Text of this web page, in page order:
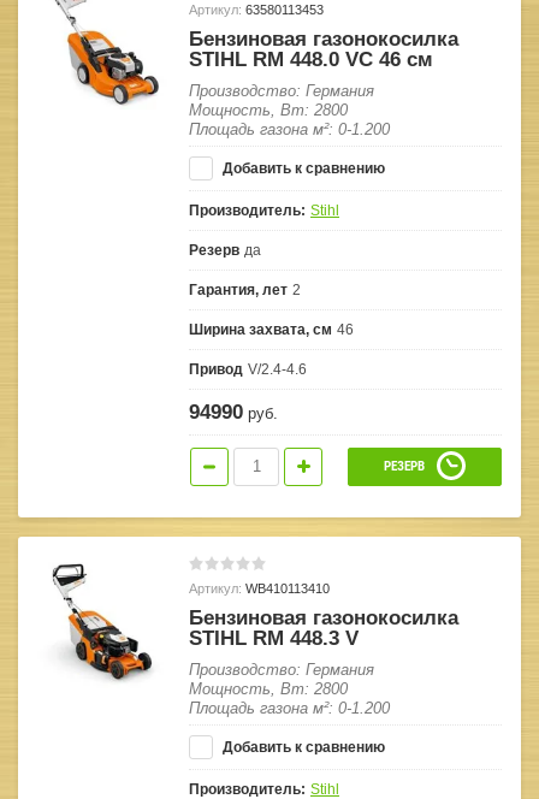
Артикул: 63580113453
Бензиновая газонокосилка
STIHL RM 448.0 VC 46 см
Производство: Германия
Мощность, Вт: 2800
Площадь газона м²: 0-1.200
Добавить к сравнению
Производитель: Stihl
Резерв да
Гарантия, лет 2
Ширина захвата, см 46
Привод V/2.4-4.6
94990 руб.
РЕЗЕРВ
Артикул: WB410113410
Бензиновая газонокосилка
STIHL RM 448.3 V
Производство: Германия
Мощность, Вт: 2800
Площадь газона м²: 0-1.200
Добавить к сравнению
Производитель: Stihl